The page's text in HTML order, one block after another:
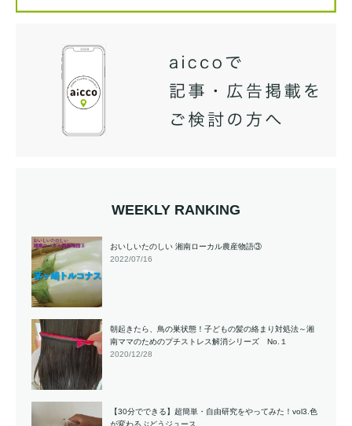
WEEKLY RANKING
おいしいたのしい 湘南ローカル農産物語③
2022/07/16
朝起きたら、鳥の巣状態！子どもの髪の絡まり対処法～湘
南ママのためのプチストレス解消シリーズ No.１
2020/12/28
【30分でできる】超簡単・自由研究をやってみた！vol3.色